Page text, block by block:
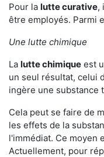
Pour la lutte curative,
être employés. Parmi
Une lutte chimique
La lutte chimique est
un seul résultat, celui
ingère une substance
Cela peut se faire de
les effets de la
l'immédiat. Ce moyen
Actuellement, pour